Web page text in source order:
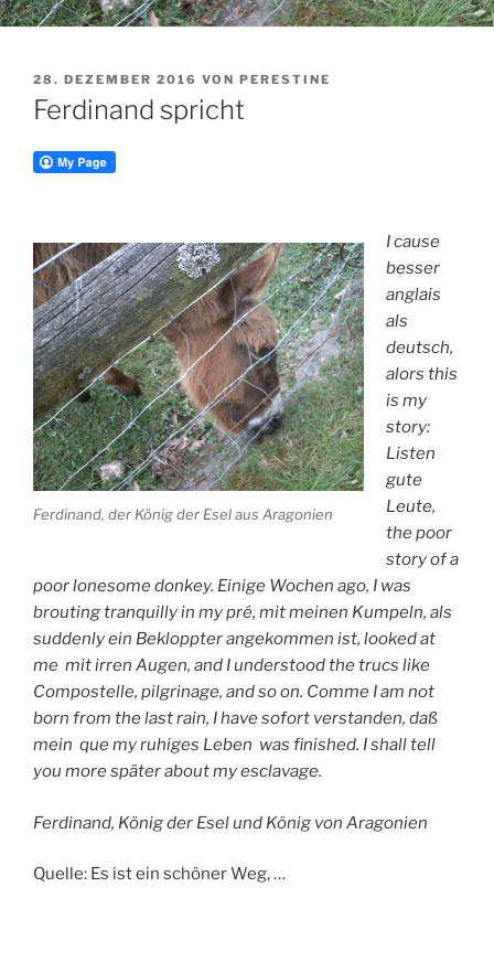
VERÖFFENTLICHT
AM
28. DEZEMBER 2016 VON PERESTINE
Ferdinand spricht
Ferdinand, der König der Esel aus Aragonien
I cause
besser
anglais
als
deutsch,
alors this
is my
story:
Listen
gute
Leute,
the poor
story of a
poor lonesome donkey. Einige Wochen ago, I was
brouting tranquilly in my pré, mit meinen Kumpeln, als
suddenly ein Bekloppter angekommen ist, looked at
me mit irren Augen, and I understood the trucs like
Compostelle, pilgrinage, and so on. Comme I am not
born from the last rain, I have sofort verstanden, daß
mein que my ruhiges Leben was finished. I shall tell
you more später about my esclavage.
Ferdinand, König der Esel und König von Aragonien
Quelle: Es ist ein schöner Weg, …